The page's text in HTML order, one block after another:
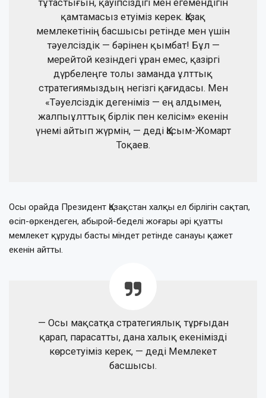
тұтастығын, қауіпсіздігі мен егемендігін
қамтамасыз етуіміз керек. Қазақ
мемлекетінің басшысы ретінде мен үшін
тәуелсіздік — бәрінен қымбат! Бұл —
мерейтой кезіндегі ұран емес, қазіргі
дүрбелеңге толы заманда ұлттық
стратегиямыздың негізгі қағидасы. Мен
«Тәуелсіздік дегеніміз — ең алдымен,
жалпыұлттық бірлік пен келісім» екенін
үнемі айтып жүрмін, — деді Қасым-Жомарт
Тоқаев.
Осы орайда Президент Қазақстан халқы ел бірлігін сақтап,
өсіп-өркендеген, абырой-беделі жоғары әрі қуатты
мемлекет құруды басты міндет ретінде санауы қажет
екенін айтты.
— Осы мақсатқа стратегиялық тұрғыдан
қарап, парасатты, дана халық екенімізді
көрсетуіміз керек, — деді Мемлекет
басшысы.